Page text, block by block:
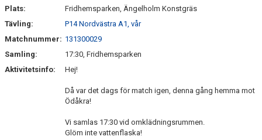
Plats:
Fridhemsparken, Ängelholm Konstgräs
Tävling:
P14 Nordvästra A1, vår
Matchnummer: 131300029
Samling:
17:30, Fridhemsparken
Aktivitetsinfo:
Hej!
Då var det dags för match igen, denna gång hemma mot
Ödåkra!
Vi samlas 17:30 vid omklädningsrummen.
Glöm inte vattenflaska!